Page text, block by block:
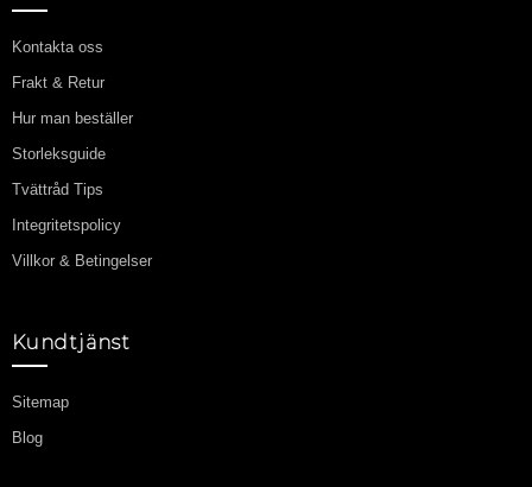
Kontakta oss
Frakt & Retur
Hur man beställer
Storleksguide
Tvättråd Tips
Integritetspolicy
Villkor & Betingelser
Kundtjänst
Sitemap
Blog